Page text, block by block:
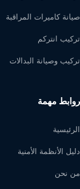
صيانة كاميرات المراقبة
تركيب انتركم
تركيب وصيانة البدالات
روابط مهمة
الرئيسية
دليل الأنظمة الأمنية
من نحن